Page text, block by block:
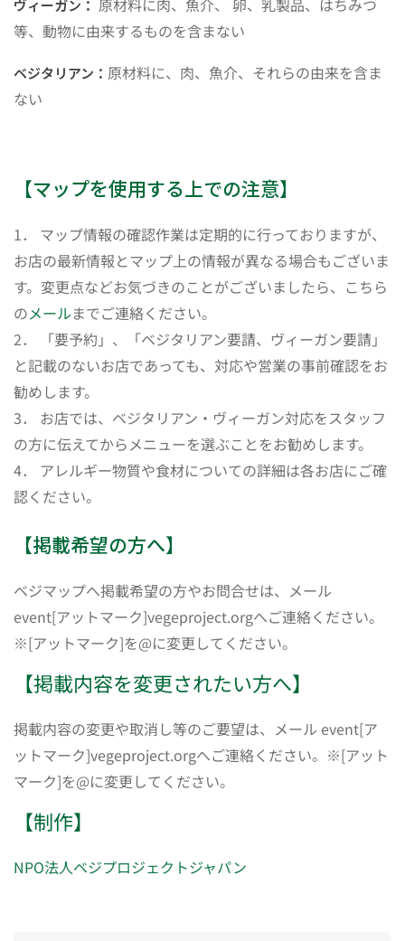
ヴィーガン： 原材料に肉、魚介、 卵、乳製品、はちみつ
等、動物に由来するものを含まない
ベジタリアン： 原材料に、肉、魚介、それらの由来を含ま
ない
【マップを使用する上での注意】
1． マップ情報の確認作業は定期的に行っておりますが、
お店の最新情報とマップ上の情報が異なる場合もございま
す。変更点などお気づきのことがございましたら、こちら
のメールまでご連絡ください。
2． 「要予約」、「ベジタリアン要請、ヴィーガン要請」
と記載のないお店であっても、対応や営業の事前確認をお
勧めします。
3． お店では、ベジタリアン・ヴィーガン対応をスタッフ
の方に伝えてからメニューを選ぶことをお勧めします。
4． アレルギー物質や食材についての詳細は各お店にご確
認ください。
【掲載希望の方へ】
ベジマップへ掲載希望の方やお問合せは、メール
event[アットマーク]vegeproject.orgへご連絡ください。
※[アットマーク]を@に変更してください。
【掲載内容を変更されたい方へ】
掲載内容の変更や取消し等のご要望は、メール event[ア
ットマーク]vegeproject.orgへご連絡ください。※[アット
マーク]を@に変更してください。
【制作】
NPO法人ベジプロジェクトジャパン